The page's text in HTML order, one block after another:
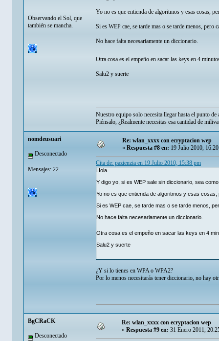
Observando el Sol, que
también se mancha.
Yo no es que entienda de algoritmos y esas cosas,
Si es WEP cae, se tarde mas o se tarde menos, pero
No hace falta necesariamente un diccionario.
Otra cosa es el empeño en sacar las keys en 4
Salu2 y suerte
Nuestro equipo solo necesita llegar hasta el punto
Piénsalo, ¿Realmente necesitas esa cantidad de
nomdeusuari
Desconectado
Mensajes: 22
Re: wlan_xxxx con ecryptacion wep
«Respuesta #8 en:19 Julio 2010,
Cita de: pazienzia en 19 Julio 2010, 15:38 pm
Hola.
Y digo yo, si es WEP sale sin diccionario, sea
Yo no es que entienda de algoritmos y esas cosas,
Si es WEP cae, se tarde mas o se tarde menos,
No hace falta necesariamente un diccionario.
Otra cosa es el empeño en sacar las keys en 4
Salu2 y suerte
¿Y si lo tienes en WPA o WPA2?
Por lo menos necesitarás tener diccionario, no hay
BgCRaCK
Desconectado
Re: wlan_xxxx con ecryptacion wep
« Respuesta #9 en: 31 Enero 2011,